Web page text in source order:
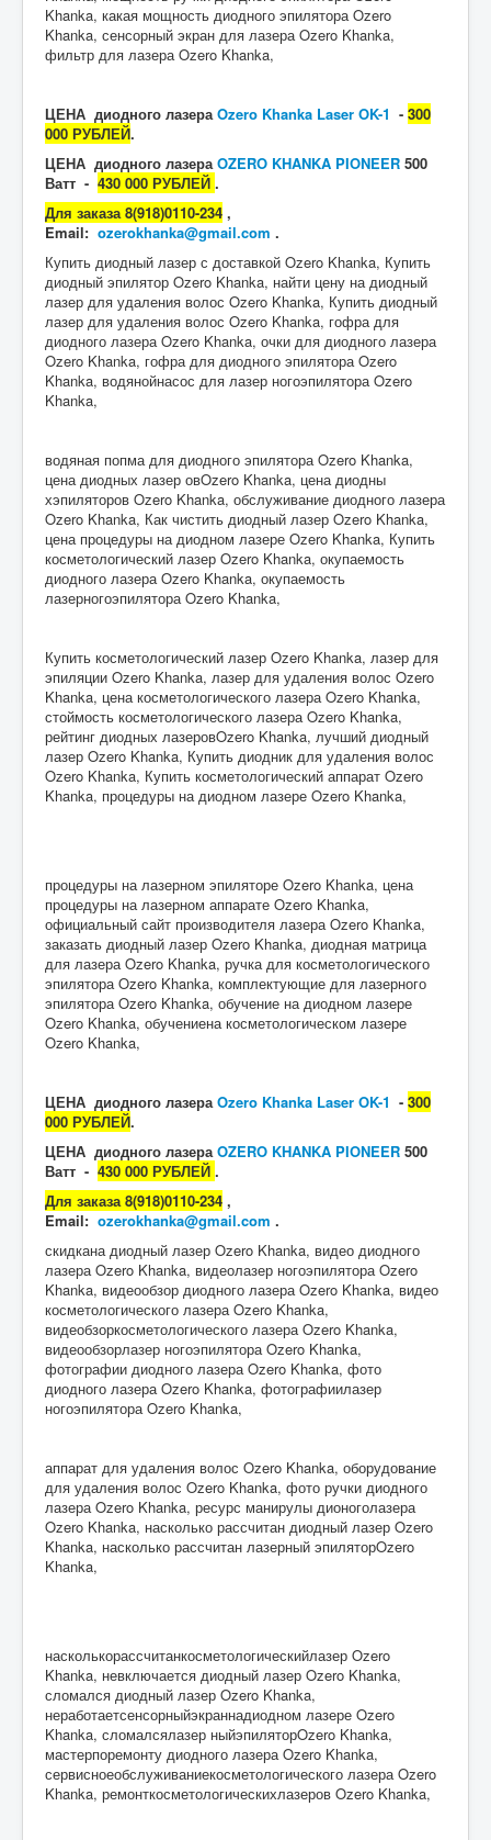
Khanka, какая мощность диодного эпилятора Ozero
Khanka, сенсорный экран для лазера Ozero Khanka,
фильтр для лазера Ozero Khanka,
ЦЕНА диодного лазера Ozero Khanka Laser OK-1 - 300
000 РУБЛЕЙ.
ЦЕНА диодного лазера OZERO KHANKA PIONEER 500
Ватт - 430 000 РУБЛЕЙ .
Для заказа 8(918)0110-234 ,
Email: ozerokhanka@gmail.com .
Купить диодный лазер с доставкой Ozero Khanka, Купить
диодный эпилятор Ozero Khanka, найти цену на диодный
лазер для удаления волос Ozero Khanka, Купить диодный
лазер для удаления волос Ozero Khanka, гофра для
диодного лазера Ozero Khanka, очки для диодного лазера
Ozero Khanka, гофра для диодного эпилятора Ozero
Khanka, водянойнасос для лазер ногоэпилятора Ozero
Khanka,
водяная попма для диодного эпилятора Ozero Khanka,
цена диодных лазер овOzero Khanka, цена диодны
хэпиляторов Ozero Khanka, обслуживание диодного лазера
Ozero Khanka, Как чистить диодный лазер Ozero Khanka,
цена процедуры на диодном лазере Ozero Khanka, Купить
косметологический лазер Ozero Khanka, окупаемость
диодного лазера Ozero Khanka, окупаемость
лазерногоэпилятора Ozero Khanka,
Купить косметологический лазер Ozero Khanka, лазер для
эпиляции Ozero Khanka, лазер для удаления волос Ozero
Khanka, цена косметологического лазера Ozero Khanka,
стоймость косметологического лазера Ozero Khanka,
рейтинг диодных лазеровOzero Khanka, лучший диодный
лазер Ozero Khanka, Купить диодник для удаления волос
Ozero Khanka, Купить косметологический аппарат Ozero
Khanka, процедуры на диодном лазере Ozero Khanka,
процедуры на лазерном эпиляторе Ozero Khanka, цена
процедуры на лазерном аппарате Ozero Khanka,
официальный сайт производителя лазера Ozero Khanka,
заказать диодный лазер Ozero Khanka, диодная матрица
для лазера Ozero Khanka, ручка для косметологического
эпилятора Ozero Khanka, комплектующие для лазерного
эпилятора Ozero Khanka, обучение на диодном лазере
Ozero Khanka, обучениена косметологическом лазере
Ozero Khanka,
ЦЕНА диодного лазера Ozero Khanka Laser OK-1 - 300
000 РУБЛЕЙ.
ЦЕНА диодного лазера OZERO KHANKA PIONEER 500
Ватт - 430 000 РУБЛЕЙ .
Для заказа 8(918)0110-234 ,
Email: ozerokhanka@gmail.com .
скидкана диодный лазер Ozero Khanka, видео диодного
лазера Ozero Khanka, видеолазер ногоэпилятора Ozero
Khanka, видеообзор диодного лазера Ozero Khanka, видео
косметологического лазера Ozero Khanka,
видеобзоркосметологического лазера Ozero Khanka,
видеообзорлазер ногоэпилятора Ozero Khanka,
фотографии диодного лазера Ozero Khanka, фото
диодного лазера Ozero Khanka, фотографиилазер
ногоэпилятора Ozero Khanka,
аппарат для удаления волос Ozero Khanka, оборудование
для удаления волос Ozero Khanka, фото ручки диодного
лазера Ozero Khanka, ресурс манирулы дионоголазера
Ozero Khanka, насколько рассчитан диодный лазер Ozero
Khanka, насколько рассчитан лазерный эпиляторOzero
Khanka,
насколькорассчитанкосметологическийлазер Ozero
Khanka, невключается диодный лазер Ozero Khanka,
сломался диодный лазер Ozero Khanka,
неработаетсенсорныйэкраннадиодном лазере Ozero
Khanka, сломалсялазер ныйэпиляторOzero Khanka,
мастерпоремонту диодного лазера Ozero Khanka,
сервисноеобслуживаниекосметологического лазера Ozero
Khanka, ремонткосметологическихлазеров Ozero Khanka,